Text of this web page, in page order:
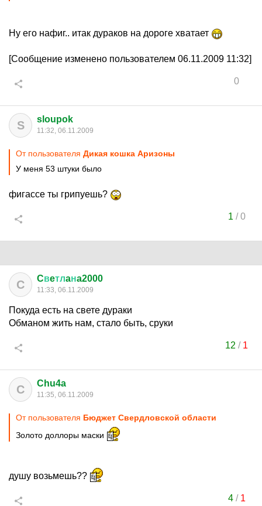
Ну его нафиг.. итак дураков на дороге хватает
[Сообщение изменено пользователем 06.11.2009 11:32]
0
S sloupok
11:32, 06.11.2009
От пользователя Дикая кошка Аризоны
У меня 53 штуки было
фигассе ты грипуешь?
1 /0
C Cвeтлaнa2000
11:33, 06.11.2009
Покуда есть на свете дураки
Обманом жить нам, стало быть, сруки
12 / 1
C Chu4a
11:35, 06.11.2009
От пользователя Бюджет Свердловской области
Золото доллоры маски
душу возьмешь??
4/ 1